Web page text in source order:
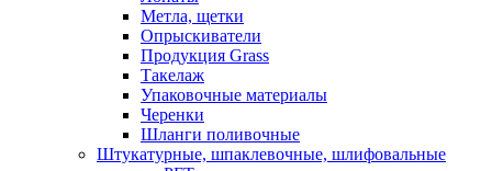
Метла, щетки
Опрыскиватели
Продукция Grass
Такелаж
Упаковочные материалы
Черенки
Шланги поливочные
Штукатурные, шпаклевочные, шлифовальные